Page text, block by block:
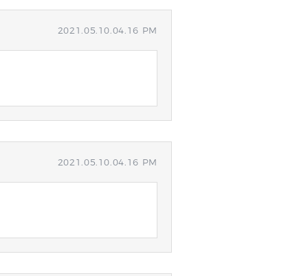
2021.05.10.04.16 PM
2021.05.10.04.16 PM